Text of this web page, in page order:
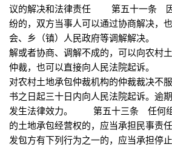
议的解决和法律责任 第五十一条 因
纷的，双方当事人可以通过协商解决，
会、乡（镇）人民政府等调解解决。
解或者协商、调解不成的，可以向农村
仲裁，也可以直接向人民法院起诉
对农村土地承包仲裁机构的仲裁裁决不
书之日起三十日内向人民法院起诉。逾
发生法律效力。 第五十三条 任何组
的土地承包经营权的，应当承担民
发包方有下列行为之一的，应当承担停